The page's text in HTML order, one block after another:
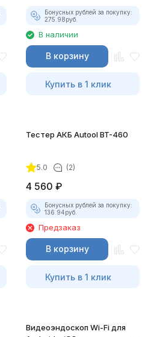
Бонусных рублей за покупку:
275.98руб.
В наличии
В корзину
Купить в 1 клик
Тестер АКБ Autool BT-460
5.0 (2)
4 560 ₽
Бонусных рублей за покупку:
136.94руб.
Предзаказ
В корзину
Купить в 1 клик
Видеоэндоскоп Wi-Fi для